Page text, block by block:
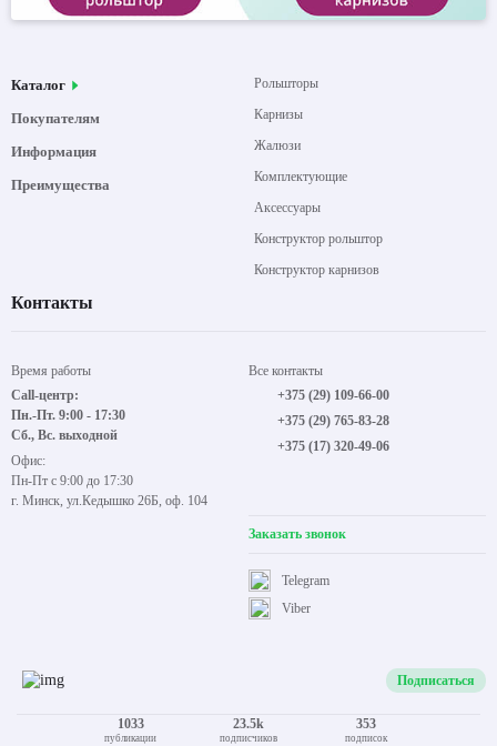
Каталог
Покупателям
Информация
Преимущества
Рольшторы
Карнизы
Жалюзи
Комплектующие
Аксессуары
Конструктор рольштор
Конструктор карнизов
Контакты
Время работы
Call-центр:
Пн.-Пт. 9:00 - 17:30
Сб., Вс. выходной
Офис:
Пн-Пт с 9:00 до 17:30
г. Минск, ул.Кедышко 26Б, оф. 104
Все контакты
+375 (29) 109-66-00
+375 (29) 765-83-28
+375 (17) 320-49-06
Заказать звонок
Viber
Telegram
Подписаться
1033
публикации
23.5k
подписчиков
353
подписок